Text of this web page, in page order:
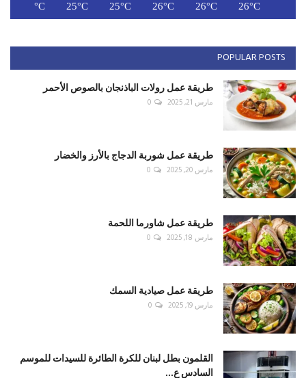
26°C
26°C
26°C
25°C
25°C
25°C
POPULAR POSTS
طريقة عمل رولات الباذنجان بالصوص الأحمر
مارس 21, 2025 0
طريقة عمل شوربة الدجاج بالأرز والخضار
مارس 20, 2025 0
طريقة عمل شاورما اللحمة
مارس 18, 2025 0
طريقة عمل صيادية السمك
مارس 19, 2025 0
القلمون بطل لبنان للكرة الطائرة للسيدات للموسم
السادس ع...